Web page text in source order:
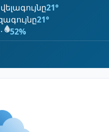
21°
21°
· 52%